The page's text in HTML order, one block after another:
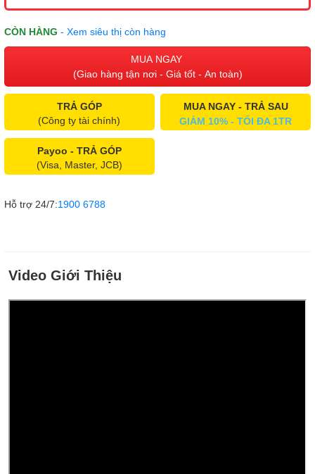
CÒN HÀNG - Xem siêu thị còn hàng
MUA NGAY
(Giao hàng tận nơi - Giá tốt - An toàn)
TRẢ GÓP
(Công ty tài chính)
MUA NGAY - TRẢ SAU
GIẢM 10% - TỐI ĐA 1TR
Payoo - TRẢ GÓP
(Visa, Master, JCB)
Hỗ trợ 24/7:1900 6788
Video Giới Thiệu